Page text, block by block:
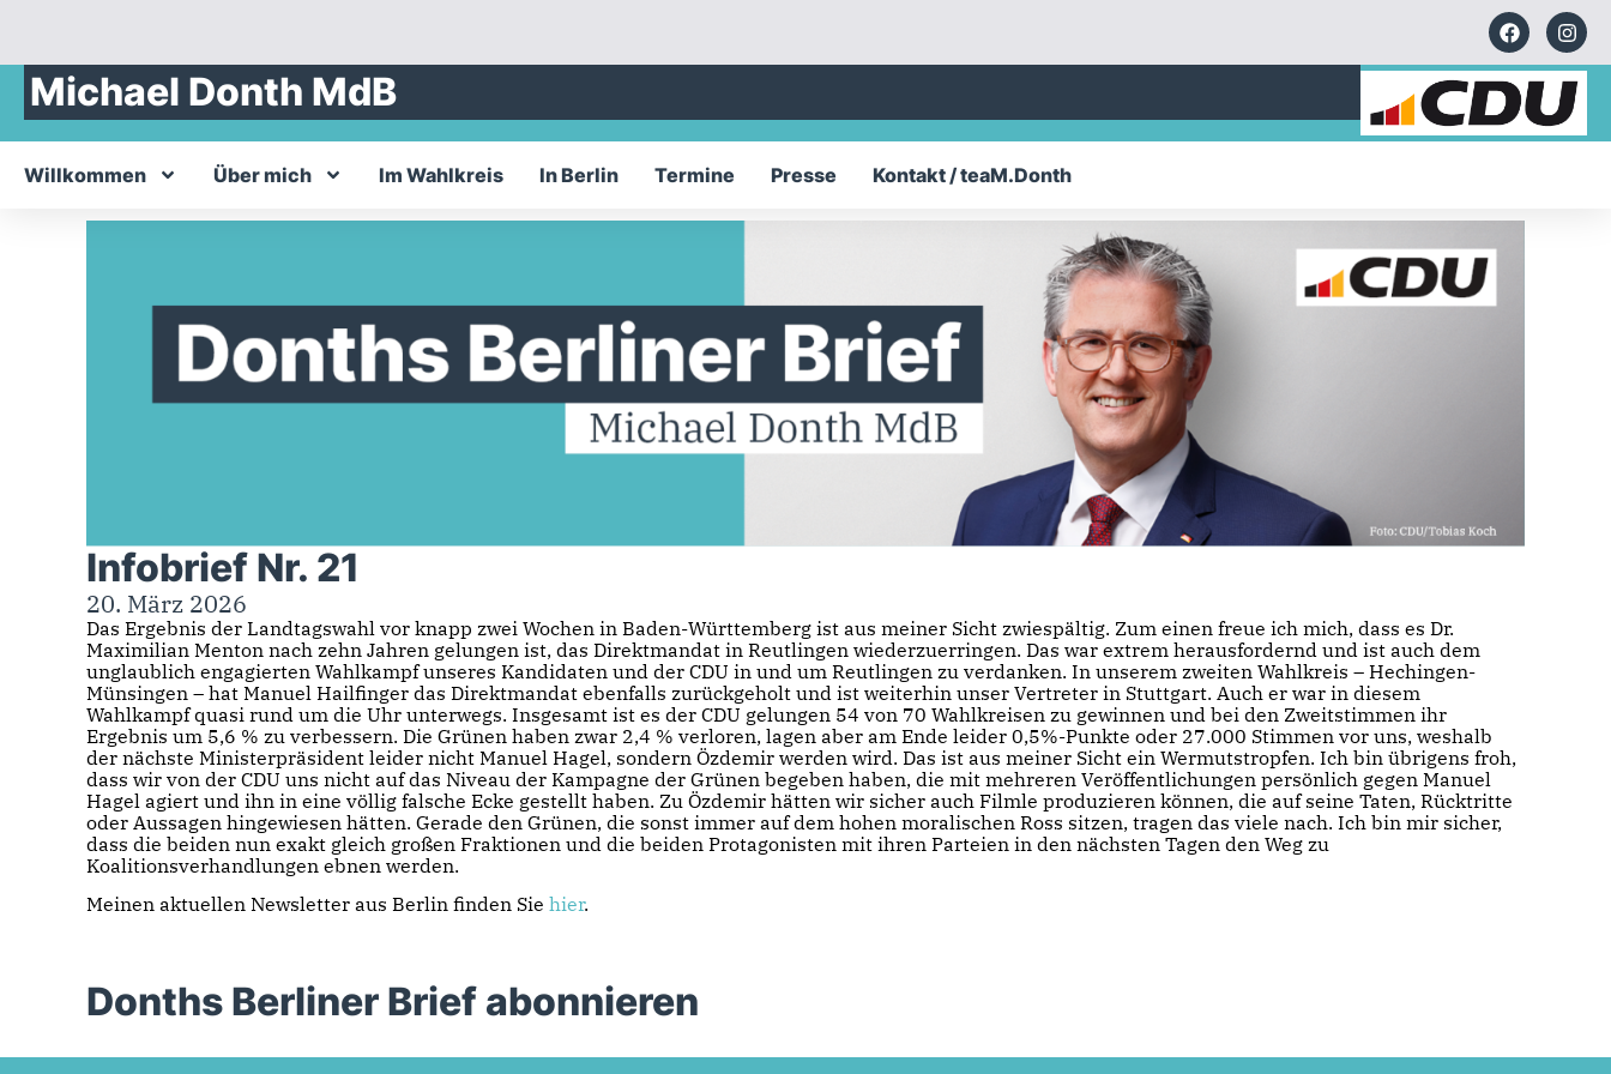
Michael Donth MdB
Willkommen Über mich Im Wahlkreis In Berlin Termine Presse Kontakt / teaM.Donth
Infobrief Nr. 21
20. März 2026
Das Ergebnis der Landtagswahl vor knapp zwei Wochen in Baden-Württemberg ist aus meiner Sicht zwiespältig. Zum einen freue ich mich, dass es Dr.
Maximilian Menton nach zehn Jahren gelungen ist, das Direktmandat in Reutlingen wiederzuerringen. Das war extrem herausfordernd und ist auch dem
unglaublich engagierten Wahlkampf unseres Kandidaten und der CDU in und um Reutlingen zu verdanken. In unserem zweiten Wahlkreis – Hechingen-
Münsingen – hat Manuel Hailfinger das Direktmandat ebenfalls zurückgeholt und ist weiterhin unser Vertreter in Stuttgart. Auch er war in diesem
Wahlkampf quasi rund um die Uhr unterwegs. Insgesamt ist es der CDU gelungen 54 von 70 Wahlkreisen zu gewinnen und bei den Zweitstimmen ihr
Ergebnis um 5,6 % zu verbessern. Die Grünen haben zwar 2,4 % verloren, lagen aber am Ende leider 0,5%-Punkte oder 27.000 Stimmen vor uns, weshalb
der nächste Ministerpräsident leider nicht Manuel Hagel, sondern Özdemir werden wird. Das ist aus meiner Sicht ein Wermutstropfen. Ich bin übrigens froh,
dass wir von der CDU uns nicht auf das Niveau der Kampagne der Grünen begeben haben, die mit mehreren Veröffentlichungen persönlich gegen Manuel
Hagel agiert und ihn in eine völlig falsche Ecke gestellt haben. Zu Özdemir hätten wir sicher auch Filmle produzieren können, die auf seine Taten, Rücktritte
oder Aussagen hingewiesen hätten. Gerade den Grünen, die sonst immer auf dem hohen moralischen Ross sitzen, tragen das viele nach. Ich bin mir sicher,
dass die beiden nun exakt gleich großen Fraktionen und die beiden Protagonisten mit ihren Parteien in den nächsten Tagen den Weg zu
Koalitionsverhandlungen ebnen werden.
Meinen aktuellen Newsletter aus Berlin finden Sie hier.
Donths Berliner Brief abonnieren